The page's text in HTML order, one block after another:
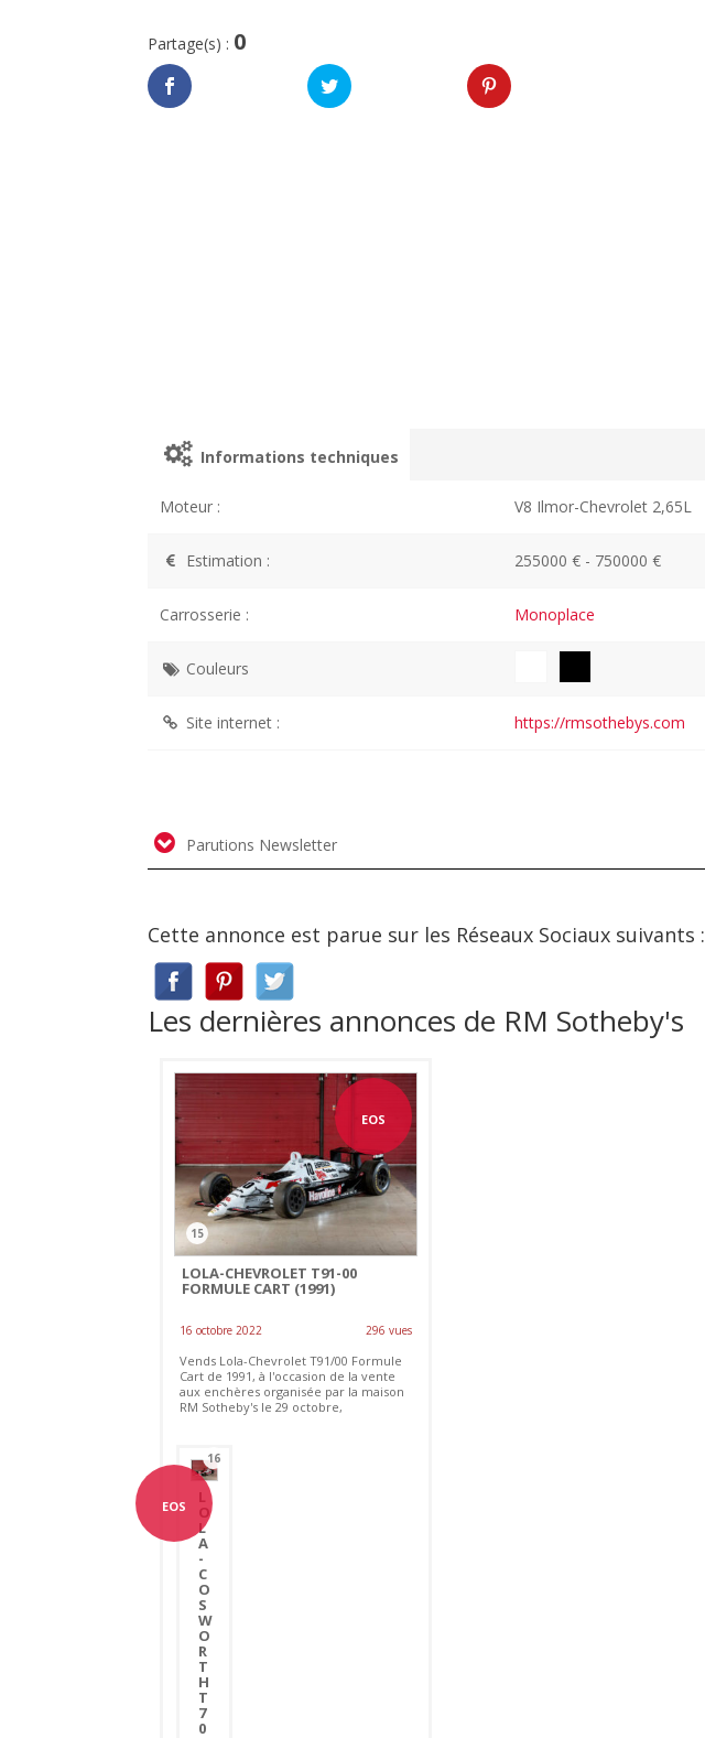
Partage(s) : 0
Informations techniques
Moteur : V8 Ilmor-Chevrolet 2,65L
Estimation : 255000 € - 750000 €
Carrosserie : Monoplace
Couleurs
Site internet : https://rmsothebys.com
Parutions Newsletter
Cette annonce est parue sur les Réseaux Sociaux suivants :
Les dernières annonces de RM Sotheby's
EOS
15
LOLA-CHEVROLET T91-00
FORMULE CART (1991)
16 octobre 2022 296 vues
Vends Lola-Chevrolet T91/00 Formule
Cart de 1991, à l'occasion de la vente
aux enchères organisée par la maison
RM Sotheby's le 29 octobre,
EOS
16
L
O
L
A
-
C
O
S
W
O
R
T
H
T
7
0